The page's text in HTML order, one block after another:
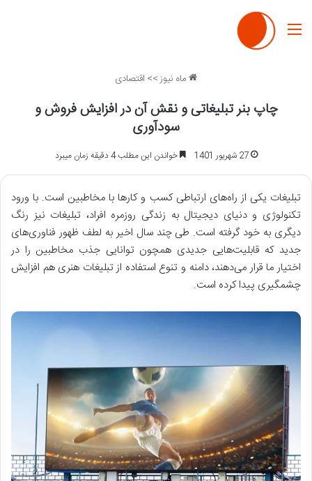
منو
ماه نیوز>> اقتصادی
چاپ بنر تبلیغاتی و نقش آن در افزایش فروش و
سودآوری
27 شهریور 1401 خواندن این مطلب 4 دقیقه زمان میبرد
تبلیغات یکی از راه‌های ارتباطی کسب و کارها با مخاطبین است. با ورود
تکنولوژی و دنیای دیجیتال به زندگی روزمره افراد، تبلیغات نیز رنگ
دیگری به خود گرفته ‌است. طی چند سال اخیر به لطف ظهور فناوری‌های
جدید که قابلیت‌هایی جدیدی همچون توانایی جذب مخاطبین را در
اختیار ما قرار می‌دهند، دامنه و تنوع استفاده از تبلیغات هنری هم افزایش
چشمگیری پیدا کرده ‌است.